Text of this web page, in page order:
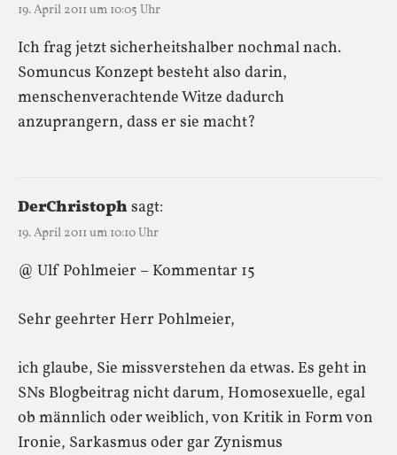
19. April 2011 um 10:05 Uhr
Ich frag jetzt sicherheitshalber nochmal nach.
Somuncus Konzept besteht also darin,
menschenverachtende Witze dadurch
anzuprangern, dass er sie macht?
DerChristoph sagt:
19. April 2011 um 10:10 Uhr
@ Ulf Pohlmeier – Kommentar 15
Sehr geehrter Herr Pohlmeier,
ich glaube, Sie missverstehen da etwas. Es geht in
SNs Blogbeitrag nicht darum, Homosexuelle, egal
ob männlich oder weiblich, von Kritik in Form von
Ironie, Sarkasmus oder gar Zynismus